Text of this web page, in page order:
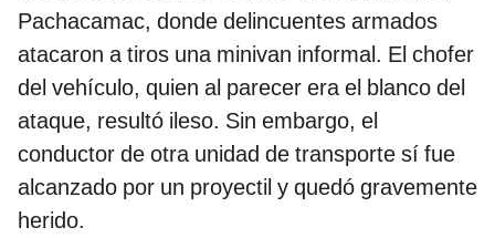
Pachacamac, donde delincuentes armados
atacaron a tiros una minivan informal. El chofer
del vehículo, quien al parecer era el blanco del
ataque, resultó ileso. Sin embargo, el
conductor de otra unidad de transporte sí fue
alcanzado por un proyectil y quedó gravemente
herido.